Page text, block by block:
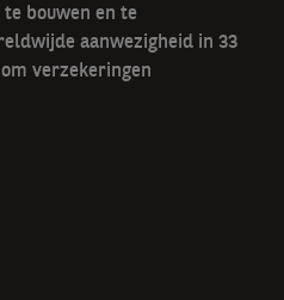
bouwen en te
aanwezigheid in 33
verzekeringen